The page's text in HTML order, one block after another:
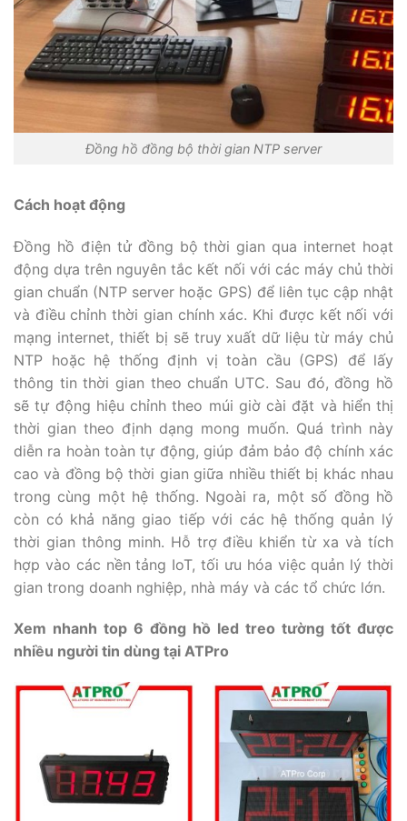
Đồng hồ đồng bộ thời gian NTP server
Cách hoạt động
Đồng hồ điện tử đồng bộ thời gian qua internet hoạt
động dựa trên nguyên tắc kết nối với các máy chủ thời
gian chuẩn (NTP server hoặc GPS) để liên tục cập nhật
và điều chỉnh thời gian chính xác. Khi được kết nối với
mạng internet, thiết bị sẽ truy xuất dữ liệu từ máy chủ
NTP hoặc hệ thống định vị toàn cầu (GPS) để lấy
thông tin thời gian theo chuẩn UTC. Sau đó, đồng hồ
sẽ tự động hiệu chỉnh theo múi giờ cài đặt và hiển thị
thời gian theo định dạng mong muốn. Quá trình này
diễn ra hoàn toàn tự động, giúp đảm bảo độ chính xác
cao và đồng bộ thời gian giữa nhiều thiết bị khác nhau
trong cùng một hệ thống. Ngoài ra, một số đồng hồ
còn có khả năng giao tiếp với các hệ thống quản lý
thời gian thông minh. Hỗ trợ điều khiển từ xa và tích
hợp vào các nền tảng IoT, tối ưu hóa việc quản lý thời
gian trong doanh nghiệp, nhà máy và các tổ chức lớn.
Xem nhanh top 6 đồng hồ led treo tường tốt được
nhiều người tin dùng tại ATPro